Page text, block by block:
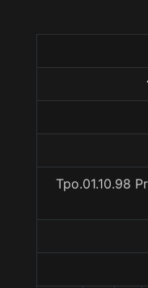
Tpo.01.10.98